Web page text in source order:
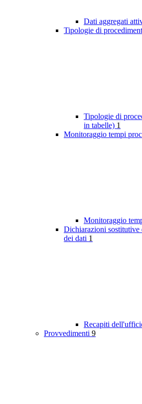
Dati aggregati
Tipologie di
Tipologie di
in tabelle) 1
Monitoraggio tempi
Monitoraggio
Dichiarazioni
dei dati 1
Recapiti
Provvedimenti 9